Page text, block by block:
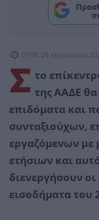
07:00, 26 Ιανουαρίου
Σ το
της ΑΑΔΕ
επιδόματα και
συνταξιούχων,
εργαζόμενων με
ετήσιων και
διενεργήσουν
εισοδήματα του